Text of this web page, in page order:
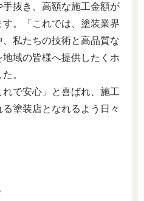
抜き、高額な施工金額が
。「これでは、塗装業界
私たちの技術と高品質な
域の皆様へ提供したくホ
。
れで安心」と喜ばれ、施工
塗装店となれるよう日々